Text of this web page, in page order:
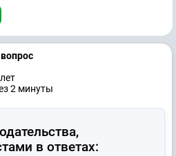
2 минуты
в ответах: